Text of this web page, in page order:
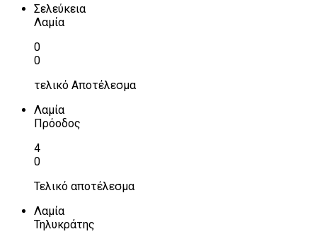
Σελεύκεια
Λαμία
0
0
τελικό Αποτέλεσμα
Λαμία
Πρόοδος
4
0
Τελικό αποτέλεσμα
Λαμία
Τηλυκράτης